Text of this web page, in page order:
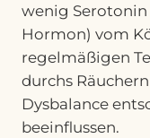
wenig
Hormon) vom
regelmäßigen
durchs
Dysbalance
beeinflussen.